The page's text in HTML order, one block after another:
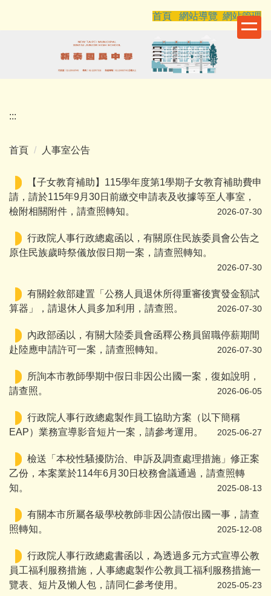
首頁 網站導覽 網站管理
:::
首頁 人事室公告
【子女教育補助】115學年度第1學期子女教育補助費申
請，請於115年9月30日前繳交申請表及收據等至人事室，
檢附相關附件，請查照轉知。
2026-07-30
行政院人事行政總處函以，有關原住民族委員會公告之
原住民族歲時祭儀放假日期一案，請查照轉知。
2026-07-30
有關銓敘部建置「公務人員退休所得重審後實發金額試
算器」，請退休人員多加利用，請查照。
2026-07-30
內政部函以，有關大陸委員會函釋公務員留職停薪期間
赴陸應申請許可一案，請查照轉知。
2026-07-30
所詢本市教師學期中假日非因公出國一案，復如說明，
請查照。
2026-06-05
行政院人事行政總處製作員工協助方案（以下簡稱
EAP）業務宣導影音短片一案，請參考運用。
2025-06-27
檢送「本校性騷擾防治、申訴及調查處理措施」修正案
乙份，本案業於114年6月30日校務會議通過，請查照轉
知。
2025-08-13
有關本市所屬各級學校教師非因公請假出國一事，請查
照轉知。
2025-12-08
行政院人事行政總處書函以，為透過多元方式宣導公教
員工福利服務措施，人事總處製作公教員工福利服務措施一
覽表、短片及懶人包，請同仁參考使用。
2025-05-23